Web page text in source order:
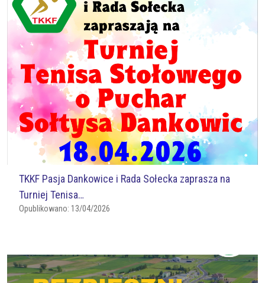
TKKF Pasja Dankowice i Rada Sołecka zaprasza na
Turniej Tenisa…
Opublikowano: 13/04/2026